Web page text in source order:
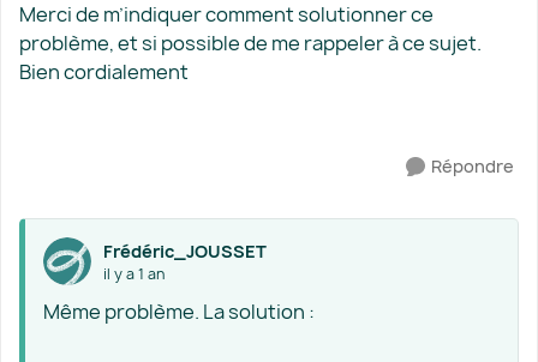
Merci de m’indiquer comment solutionner ce
problème, et si possible de me rappeler à ce sujet.
Bien cordialement
Répondre
Frédéric_JOUSSET
il y a 1 an
Même problème. La solution :